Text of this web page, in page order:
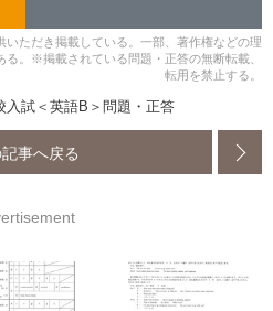
いただき掲載している。一部、著作権などの理
。※掲載されている問題・正答の無断転載、
転用を禁止する。
入試＜英語B＞問題・正答
記事へ戻る